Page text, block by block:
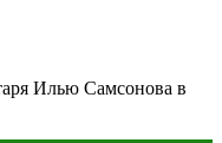
Илью Самсонова в